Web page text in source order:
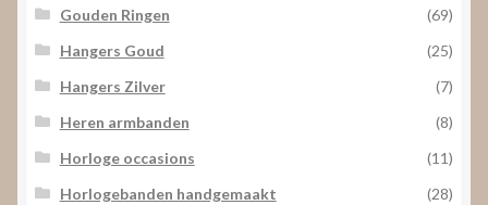
Gouden Ringen
(69)
Hangers Goud
(25)
Hangers Zilver
(7)
Heren armbanden
(8)
Horloge occasions
(11)
Horlogebanden handgemaakt
(28)